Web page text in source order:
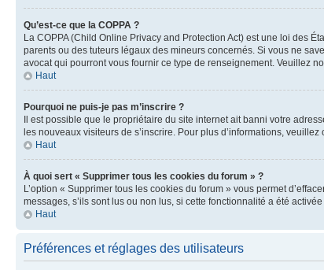
Qu’est-ce que la COPPA ?
La COPPA (Child Online Privacy and Protection Act) est une loi des
parents ou des tuteurs légaux des mineurs concernés. Si vous ne
avocat qui pourront vous fournir ce type de renseignement. Veuillez
Haut
Pourquoi ne puis-je pas m’inscrire ?
Il est possible que le propriétaire du site internet ait banni votre
les nouveaux visiteurs de s’inscrire. Pour plus d’informations,
Haut
À quoi sert « Supprimer tous les cookies du forum » ?
L’option « Supprimer tous les cookies du forum » vous permet
messages, s’ils sont lus ou non lus, si cette fonctionnalité a été
Haut
Préférences et réglages des utilisateurs